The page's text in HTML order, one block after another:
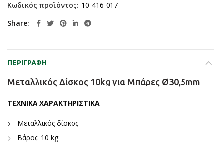
Κωδικός προϊόντος: 10-416-017
Share
ΠΕΡΙΓΡΑΦΉ
Μεταλλικός Δίσκος 10kg για Μπάρες Ø30,5mm
ΤΕΧΝΙΚΑ ΧΑΡΑΚΤΗΡΙΣΤΙΚΑ
Μεταλλικός δίσκος
Βάρος: 10 kg